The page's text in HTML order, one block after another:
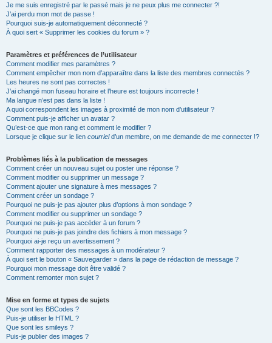
Je me suis enregistré par le passé mais je ne peux plus me connecter ?!
J’ai perdu mon mot de passe !
Pourquoi suis-je automatiquement déconnecté ?
À quoi sert « Supprimer les cookies du forum » ?
Paramètres et préférences de l’utilisateur
Comment modifier mes paramètres ?
Comment empêcher mon nom d’apparaître dans la liste des membres connectés ?
Les heures ne sont pas correctes !
J’ai changé mon fuseau horaire et l’heure est toujours incorrecte !
Ma langue n’est pas dans la liste !
A quoi correspondent les images à proximité de mon nom d’utilisateur ?
Comment puis-je afficher un avatar ?
Qu’est-ce que mon rang et comment le modifier ?
Lorsque je clique sur le lien courrield’un membre, on me demande de me connecter !?
Problèmes liés à la publication de messages
Comment créer un nouveau sujet ou poster une réponse ?
Comment modifier ou supprimer un message ?
Comment ajouter une signature à mes messages ?
Comment créer un sondage ?
Pourquoi ne puis-je pas ajouter plus d’options à mon sondage ?
Comment modifier ou supprimer un sondage ?
Pourquoi ne puis-je pas accéder à un forum ?
Pourquoi ne puis-je pas joindre des fichiers à mon message ?
Pourquoi ai-je reçu un avertissement ?
Comment rapporter des messages à un modérateur ?
À quoi sert le bouton « Sauvegarder » dans la page de rédaction de message ?
Pourquoi mon message doit être validé ?
Comment remonter mon sujet ?
Mise en forme et types de sujets
Que sont les BBCodes ?
Puis-je utiliser le HTML ?
Que sont les smileys ?
Puis-je publier des images ?